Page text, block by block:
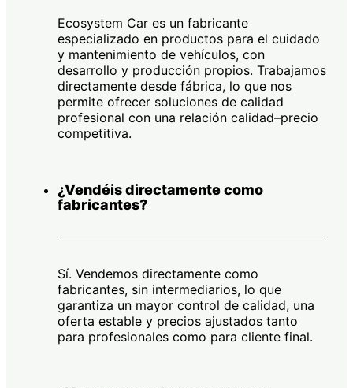
Ecosystem Car es un fabricante
especializado en productos para el cuidado
y mantenimiento de vehículos, con
desarrollo y producción propios. Trabajamos
directamente desde fábrica, lo que nos
permite ofrecer soluciones de calidad
profesional con una relación calidad–precio
competitiva.
¿Vendéis directamente como
fabricantes?
Sí. Vendemos directamente como
fabricantes, sin intermediarios, lo que
garantiza un mayor control de calidad, una
oferta estable y precios ajustados tanto
para profesionales como para cliente final.